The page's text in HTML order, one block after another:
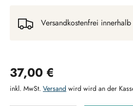
Versandkostenfrei
Normaler Preis
37,00 €
inkl. MwSt. Versand wird wird an der